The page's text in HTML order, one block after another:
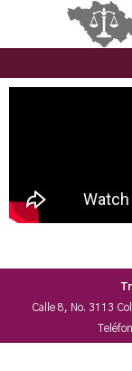
Calle 8, No. 3113